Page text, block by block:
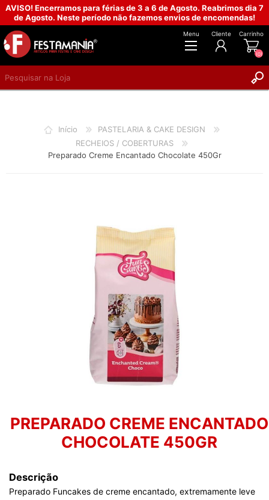
AVISO! Encerramos para férias de 3 a 6 de Agosto. Reabrimos dia 7
de Agosto. Neste período não fazemos envios de encomendas!
Menu Cliente Carrinho
(0)
Início
PASTELARIA & CAKE DESIGN
RECHEIOS / COBERTURAS
Preparado Creme Encantado Chocolate 450Gr
PREPARADO CREME ENCANTADO
CHOCOLATE 450GR
Descrição
Preparado Funcakes de creme encantado, extremamente leve